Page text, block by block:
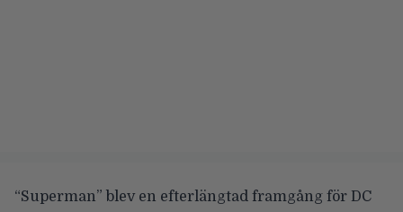
“Superman” blev en efterlängtad framgång för DC